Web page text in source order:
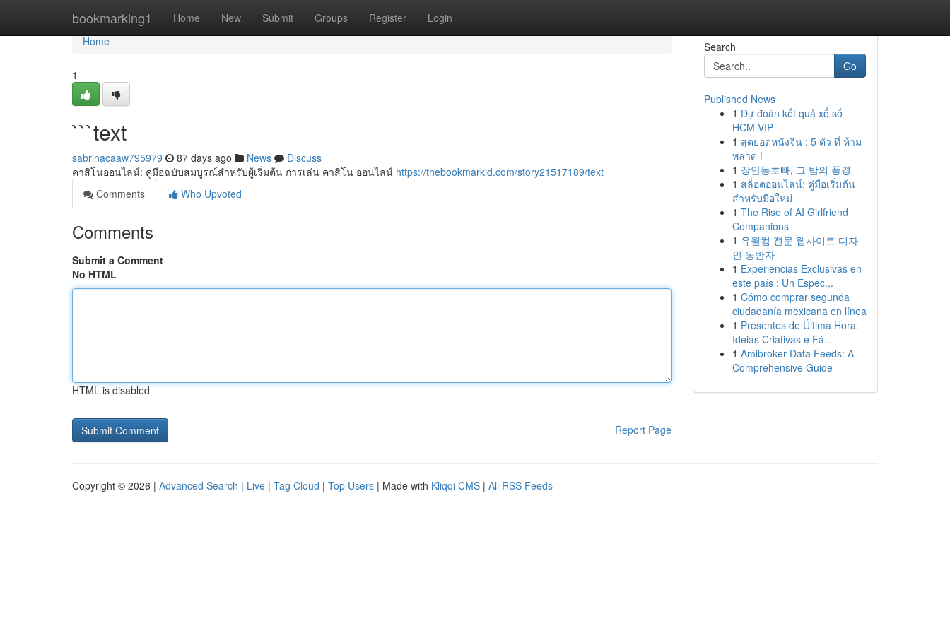
bookmarking1 Home New Submit Groups Register Login
Home
Home
1
```text
sabrinacaaw795979 87 days ago News
Discuss
คาสิโนออนไลน์: คู่มือฉบับสมบูรณ์สำหรับผู้เริ่มต้น การเล่น คาสิโน ออนไลน์ https://thebookmarkid.com/story21517189/text
Comments
Who Upvoted
Comments
Submit a Comment
No HTML
HTML is disabled
Report Page
Search
Go
Published News
1 Dự đoán kết quả xổ số
HCM VIP
1 สุดยอดหนังจีน : 5 ตัว ที่ ห้าม
พลาด !
1 장안동호빠, 그 밤의 풍경
1 สล็อตออนไลน์: คู่มือเริ่มต้น
สำหรับมือใหม่
1 The Rise of AI Girlfriend
Companions
1 유월컴 전문 웹사이트 디자
인 동반자
1 Experiencias Exclusivas en
este país : Un Espec...
1 Cómo comprar segunda
ciudadanía mexicana en línea
1 Presentes de Última Hora:
Ideias Criativas e Fá...
1 Amibroker Data Feeds: A
Comprehensive Guide
Copyright © 2026 | Advanced Search | Live | Tag Cloud | Top Users | Made with Kliqqi CMS | All RSS Feeds